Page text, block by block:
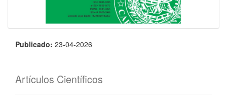
Publicado: 23-04-2026
Artículos Científicos